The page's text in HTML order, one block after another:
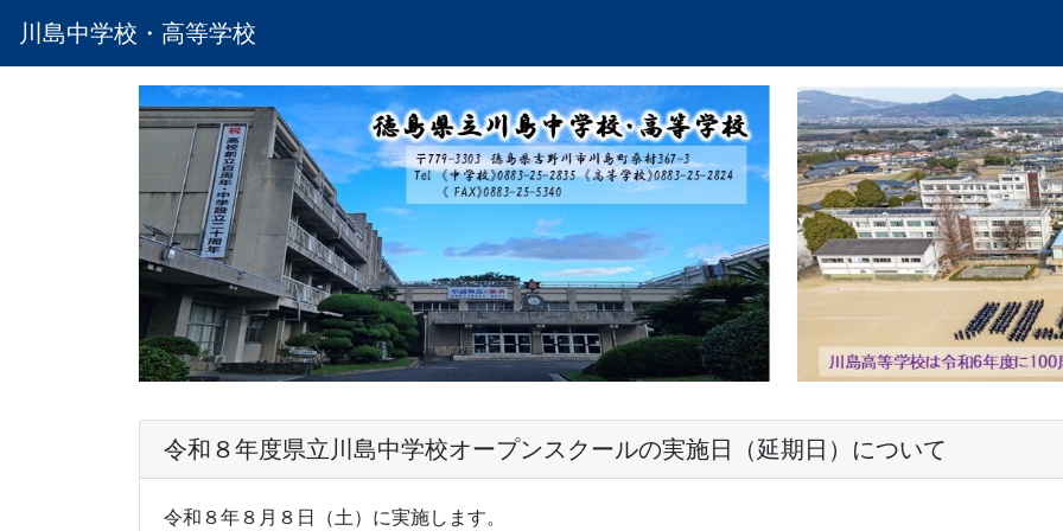
川島中学校・高等学校
令和８年度県立川島中学校オープンスクールの実施日（延期日）について
令和８年８月８日（土）に実施します。